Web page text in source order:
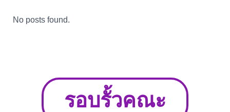
No posts found.
รอบรั้วคณะ